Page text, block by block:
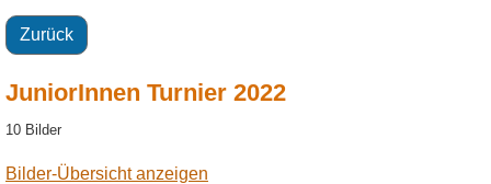
Zurück
JuniorInnen Turnier 2022
10 Bilder
Bilder-Übersicht anzeigen